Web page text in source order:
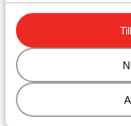
Skileje
Andre
Résidence